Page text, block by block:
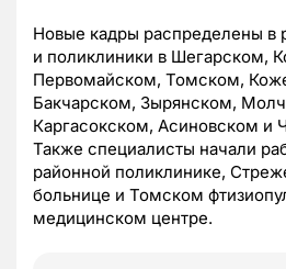
Новые кадры распределены в
и поликлиники в Шегарском,
Первомайском, Томском,
Бакчарском, Зырянском,
Каргасокском, Асиновском и
Также специалисты начали
районной поликлинике,
больнице и Томском
медицинском центре.